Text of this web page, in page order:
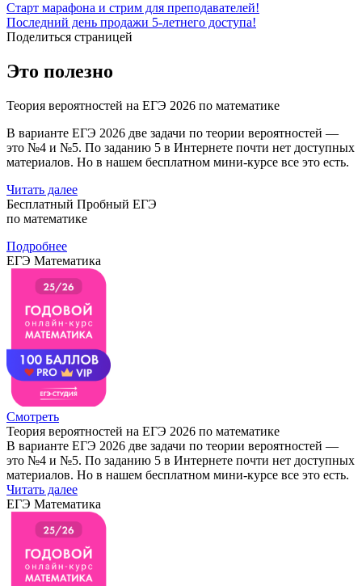
Старт марафона и стрим для преподавателей!
Последний день продажи 5-летнего доступа!
Поделиться страницей
Это полезно
Теория вероятностей на ЕГЭ 2026 по математике
В варианте ЕГЭ 2026 две задачи по теории вероятностей —
это №4 и №5. По заданию 5 в Интернете почти нет доступных
материалов. Но в нашем бесплатном мини-курсе все это есть.
Читать далее
Бесплатный Пробный ЕГЭ
по математике
Подробнее
ЕГЭ Математика
Смотреть
Теория вероятностей на ЕГЭ 2026 по математике
В варианте ЕГЭ 2026 две задачи по теории вероятностей —
это №4 и №5. По заданию 5 в Интернете почти нет доступных
материалов. Но в нашем бесплатном мини-курсе все это есть.
Читать далее
ЕГЭ Математика